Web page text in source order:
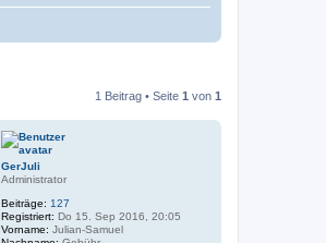
1 Beitrag • Seite 1 von 1
GerJuli
Administrator
Beiträge: 127
Registriert: Do 15. Sep 2016, 20:05
Vorname: Julian-Samuel